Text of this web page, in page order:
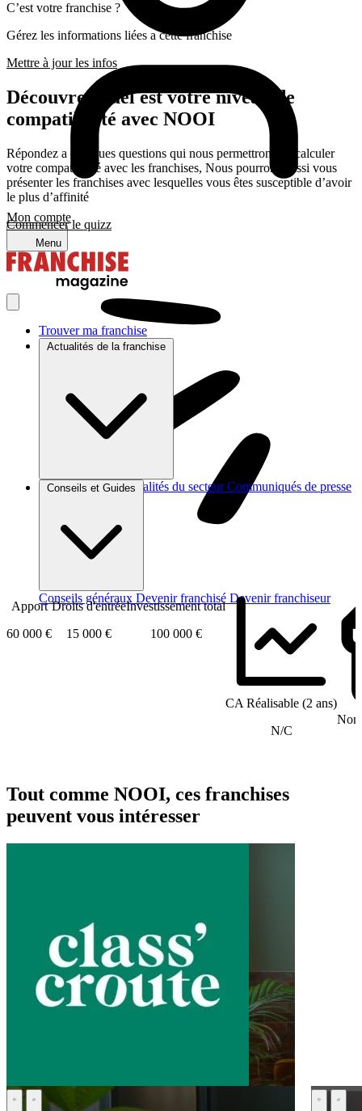
Mon compte
Menu
Trouver ma franchise
Actualités de la franchise
Brèves et actus Actualités du secteur Communiqués de presse
Conseils et Guides
Conseils généraux Devenir franchisé Devenir franchiseur
C’est votre franchise ?
Gérez les informations liées a cette franchise
Mettre à jour les infos
Découvrez quel est votre niveau de
compatibilité avec NOOI
Répondez a quelques questions qui nous permettrons de calculer
votre compatibilité avec les franchises, Nous pourrons aussi vous
présenter les franchises avec lesquelles vous êtes susceptible d’avoir
le plus d’affinité
Commencer le quizz
Apport
60 000 €
Droits d'entrée
15 000 €
Investissement total
100 000 €
CA Réalisable (2 ans)
N/C
Tout comme NOOI, ces franchises
peuvent vous intéresser